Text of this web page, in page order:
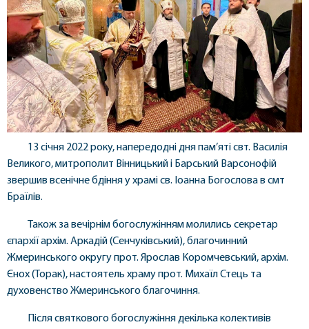
13 січня 2022 року, напередодні дня пам’яті свт. Василія
Великого, митрополит Вінницький і Барський Варсонофій
звершив всенічне бдіння у храмі св. Іоанна Богослова в смт
Браїлів.
Також за вечірнім богослужінням молились секретар
єпархії архім. Аркадій (Сенчуківський), благочинний
Жмеринського округу прот. Ярослав Коромчевський, архім.
Єнох (Торак), настоятель храму прот. Михаїл Стець та
духовенство Жмеринського благочиння.
Після святкового богослужіння декілька колективів